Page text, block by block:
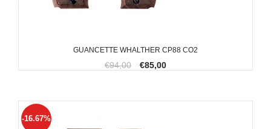
GUANCETTE WHALTHER CP88 CO2
€94,00 €85,00
-16.67%